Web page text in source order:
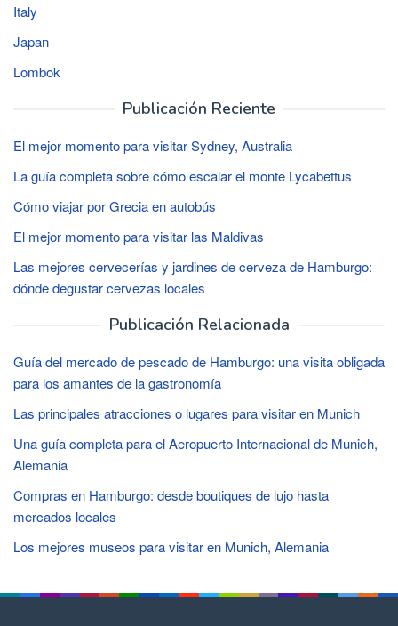
Italy
Japan
Lombok
Publicación Reciente
El mejor momento para visitar Sydney, Australia
La guía completa sobre cómo escalar el monte Lycabettus
Cómo viajar por Grecia en autobús
El mejor momento para visitar las Maldivas
Las mejores cervecerías y jardines de cerveza de Hamburgo:
dónde degustar cervezas locales
Publicación Relacionada
Guía del mercado de pescado de Hamburgo: una visita obligada
para los amantes de la gastronomía
Las principales atracciones o lugares para visitar en Munich
Una guía completa para el Aeropuerto Internacional de Munich,
Alemania
Compras en Hamburgo: desde boutiques de lujo hasta
mercados locales
Los mejores museos para visitar en Munich, Alemania